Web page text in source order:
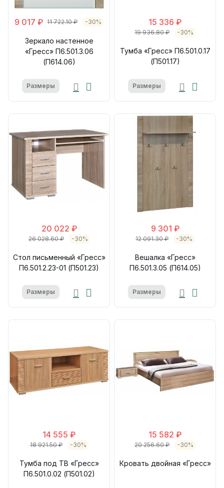
9 017 ₽ 11 722.10 ₽ -30%
Зеркало настенное
«Гресс» П6.501.3.06
(П614.06)
Размеры
15 336 ₽
19 936.80 ₽ -30%
Тумба «Гресс» П6.501.0.17
(П501.17)
Размеры
20 022 ₽
26 028.60 ₽ -30%
Стол письменный «Гресс»
П6.501.2.23-01 (П501.23)
Размеры
9 301 ₽
12 091.30 ₽ -30%
Вешалка «Гресс»
П6.501.3.05 (П614.05)
Размеры
14 555 ₽
18 921.50 ₽ -30%
Тумба под ТВ «Гресс»
П6.501.0.02 (П501.02)
15 582 ₽
20 256.60 ₽ -30%
Кровать двойная «Гресс»